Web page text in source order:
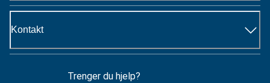
Kontakt
Trenger du hjelp?